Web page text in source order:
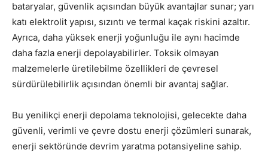
bataryalar, güvenlik açısından büyük avantajlar sunar; yarı
katı elektrolit yapısı, sızıntı ve termal kaçak riskini azaltır.
Ayrıca, daha yüksek enerji yoğunluğu ile aynı hacimde
daha fazla enerji depolayabilirler. Toksik olmayan
malzemelerle üretilebilme özellikleri de çevresel
sürdürülebilirlik açısından önemli bir avantaj sağlar.
Bu yenilikçi enerji depolama teknolojisi, gelecekte daha
güvenli, verimli ve çevre dostu enerji çözümleri sunarak,
enerji sektöründe devrim yaratma potansiyeline sahip.